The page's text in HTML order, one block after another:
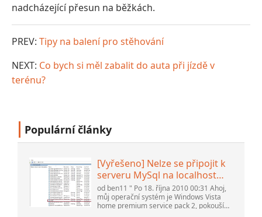
nadcházející přesun na běžkách.
PREV: Tipy na balení pro stěhování
NEXT: Co bych si měl zabalit do auta při jízdě v
terénu?
Populární články
[Vyřešeno] Nelze se připojit k
serveru MySql na localhost
(10061) (Zobrazit téma) *
Fórum komunity Apache
OpenOffice
od ben11 " Po 18. října 2010 00:31 Ahoj,
můj operační systém je Windows Vista
home premium service pack 2, pokouším